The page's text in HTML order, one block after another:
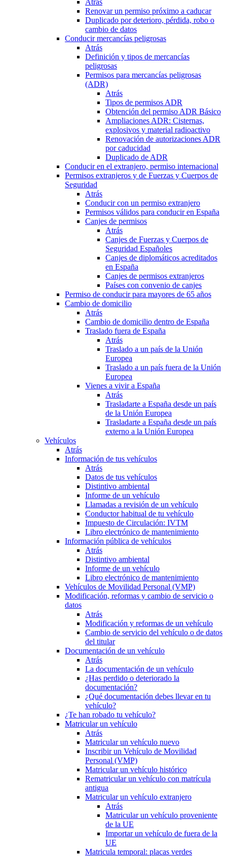
Atrás
Renovar un permiso próximo a caducar
Duplicado por deterioro, pérdida, robo o
cambio de datos
Conducir mercancías peligrosas
Atrás
Definición y tipos de mercancías
peligrosas
Permisos para mercancías peligrosas
(ADR)
Atrás
Tipos de permisos ADR
Obtención del permiso ADR Básico
Ampliaciones ADR: Cisternas,
explosivos y material radioactivo
Renovación de autorizaciones ADR
por caducidad
Duplicado de ADR
Conducir en el extranjero, permiso internacional
Permisos extranjeros y de Fuerzas y Cuerpos de
Seguridad
Atrás
Conducir con un permiso extranjero
Permisos válidos para conducir en España
Canjes de permisos
Atrás
Canjes de Fuerzas y Cuerpos de
Seguridad Españoles
Canjes de diplomáticos acreditados
en España
Canjes de permisos extranjeros
Países con convenio de canjes
Permiso de conducir para mayores de 65 años
Cambio de domicilio
Atrás
Cambio de domicilio dentro de España
Traslado fuera de España
Atrás
Traslado a un país de la Unión
Europea
Traslado a un país fuera de la Unión
Europea
Vienes a vivir a España
Atrás
Trasladarte a España desde un país
de la Unión Europea
Trasladarte a España desde un país
externo a la Unión Europea
Vehículos
Atrás
Información de tus vehículos
Atrás
Datos de tus vehículos
Distintivo ambiental
Informe de un vehículo
Llamadas a revisión de un vehículo
Conductor habitual de tu vehículo
Impuesto de Circulación: IVTM
Libro electrónico de mantenimiento
Información pública de vehículos
Atrás
Distintivo ambiental
Informe de un vehículo
Libro electrónico de mantenimiento
Vehículos de Movilidad Personal (VMP)
Modificación, reformas y cambio de servicio o
datos
Atrás
Modificación y reformas de un vehículo
Cambio de servicio del vehículo o de datos
del titular
Documentación de un vehículo
Atrás
La documentación de un vehículo
¿Has perdido o deteriorado la
documentación?
¿Qué documentación debes llevar en tu
vehículo?
¿Te han robado tu vehículo?
Matricular un vehículo
Atrás
Matricular un vehículo nuevo
Inscribir un Vehículo de Movilidad
Personal (VMP)
Matricular un vehículo histórico
Rematricular un vehículo con matrícula
antigua
Matricular un vehículo extranjero
Atrás
Matricular un vehículo proveniente
de la UE
Importar un vehículo de fuera de la
UE
Matricula temporal: placas verdes